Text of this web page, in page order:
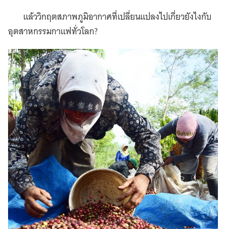
แล้ววิกฤตสภาพภูมิอากาศที่เปลี่ยนแปลงไปเกี่ยวยังไงกับ
อุตสาหกรรมกาแฟทั่วโลก?